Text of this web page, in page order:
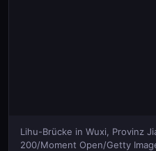
Lihu-Brücke in Wuxi, Provinz
200/Moment Open/Getty